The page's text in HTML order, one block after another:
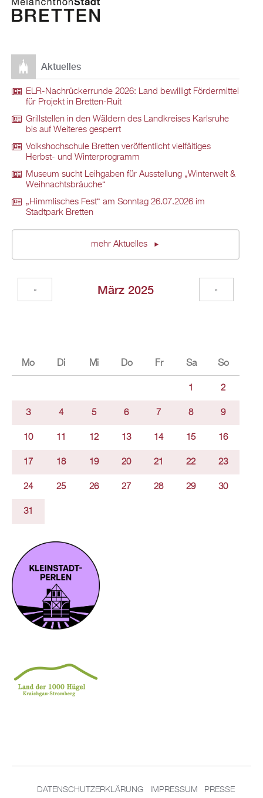
Aktuelles
ELR-Nachrückerrunde 2026: Land bewilligt Fördermittel
für Projekt in Bretten-Ruit
Grillstellen in den Wäldern des Landkreises Karlsruhe
bis auf Weiteres gesperrt
Volkshochschule Bretten veröffentlicht vielfältiges
Herbst- und Winterprogramm
Museum sucht Leihgaben für Ausstellung „Winterwelt &
Weihnachtsbräuche“
„Himmlisches Fest“ am Sonntag 26.07.2026 im
Stadtpark Bretten
mehr Aktuelles
März 2025
« »
Mo Di Mi Do Fr Sa So
1 2
3 4 5 6 7 8 9
10 11 12 13 14 15 16
17 18 19 20 21 22 23
24 25 26 27 28 29 30
31
DATENSCHUTZERKLÄRUNG IMPRESSUM PRESSE